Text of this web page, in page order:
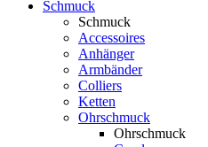
Schmuck
Schmuck
Accessoires
Anhänger
Armbänder
Colliers
Ketten
Ohrschmuck
Ohrschmuck